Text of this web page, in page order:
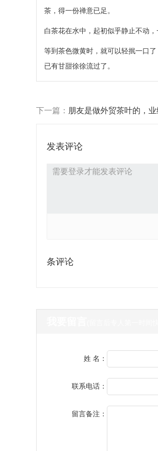
茶，得一份禅意已足。
白茶花在水中，起初似乎静止不动
等到茶色微黄时，就可以轻抿一口
已有甘甜徐徐流过了。
下一篇： 朋友是做外贸茶叶的，
发表评论
条评论
姓 名：
联系电话：
留言备注：